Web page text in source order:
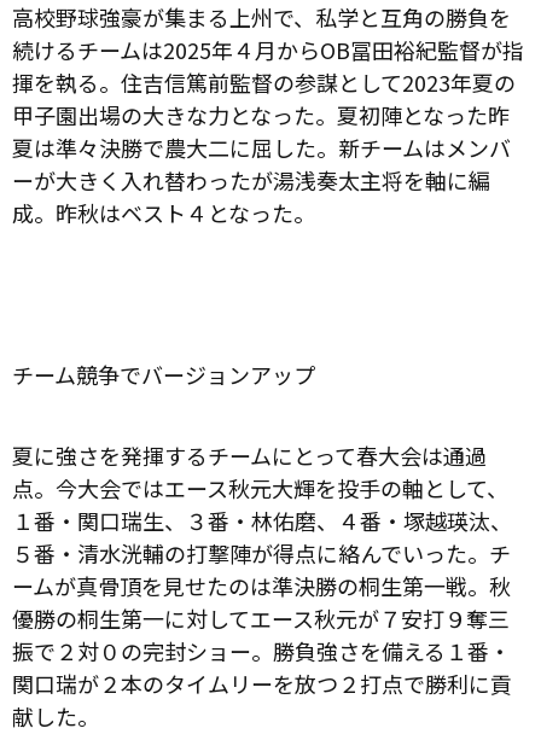
高校野球強豪が集まる上州で、私学と互角の勝負を
続けるチームは2025年４月からOB冨田裕紀監督が指
揮を執る。住吉信篤前監督の参謀として2023年夏の
甲子園出場の大きな力となった。夏初陣となった昨
夏は準々決勝で農大二に屈した。新チームはメンバ
ーが大きく入れ替わったが湯浅奏太主将を軸に編
成。昨秋はベスト４となった。
チーム競争でバージョンアップ
夏に強さを発揮するチームにとって春大会は通過
点。今大会ではエース秋元大輝を投手の軸として、
１番・関口瑞生、３番・林佑磨、４番・塚越瑛汰、
５番・清水洸輔の打撃陣が得点に絡んでいった。チ
ームが真骨頂を見せたのは準決勝の桐生第一戦。秋
優勝の桐生第一に対してエース秋元が７安打９奪三
振で２対０の完封ショー。勝負強さを備える１番・
関口瑞が２本のタイムリーを放つ２打点で勝利に貢
献した。